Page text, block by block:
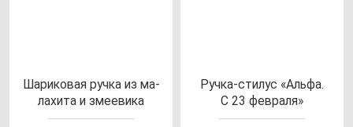
Шари­ко­вая руч­ка из ма­
ла­хи­та и зме­еви­ка
Руч­ка-сти­лус «Аль­фа.
С 23 фев­ра­ля»